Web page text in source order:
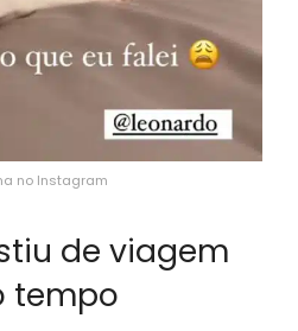
no Instagram
de viagem
tempo